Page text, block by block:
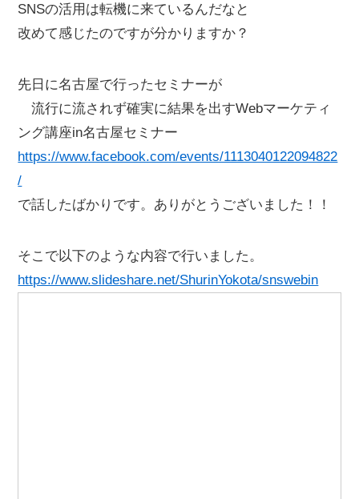
SNSの活用は転機に来ているんだなと
改めて感じたのですが分かりますか？
先日に名古屋で行ったセミナーが
流行に流されず確実に結果を出すWebマーケティ
ング講座in名古屋セミナー
https://www.facebook.com/events/1113040122094822
/
で話したばかりです。ありがとうございました！！
そこで以下のような内容で行いました。
https://www.slideshare.net/ShurinYokota/snswebin